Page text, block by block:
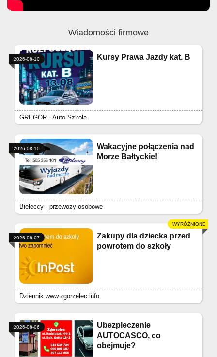
Wiadomości firmowe
Kursy Prawa Jazdy kat. B
GREGOR - Auto Szkoła
2026-08-10
Wakacyjne połączenia nad
Morze Bałtyckie!
Bieleccy - przewozy osobowe
2026-08-10
Zakupy dla dziecka przed
powrotem do szkoły
Dziennik www.zgorzelec.info
2026-08-07
Ubezpieczenie
AUTOCASCO, co
obejmuje?
2026-08-06